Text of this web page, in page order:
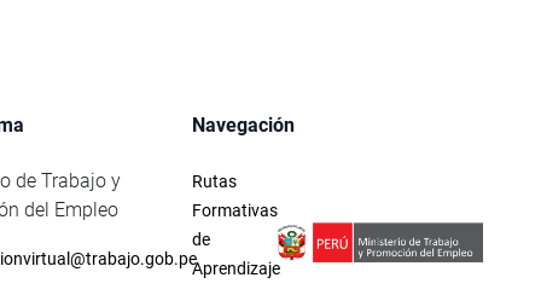
de Trabajo y
del Empleo
Navegación
Rutas
Formativas
de
Aprendizaje